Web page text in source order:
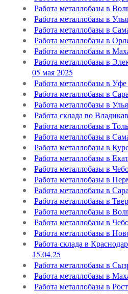
Работа металлобазы в
Работа металлобазы в
Работа металлобазы в
Работа металлобазы в
Работа металлобазы в
Работа металлобазы в
05 мая 2025
Работа металлобазы в
Работа металлобазы в
Работа металлобазы в
Работа склада во
Работа металлобазы в
Работа металлобазы в
Работа металлобазы в
Работа металлобазы в
Работа металлобазы в
Работа металлобазы в
Работа металлобазы в
Работа металлобазы в
Работа металлобазы в
Работа металлобазы в
Работа металлобазы в
Работа склада в
15.04.25
Работа металлобазы в
Работа металлобазы в
Работа металлобазы в